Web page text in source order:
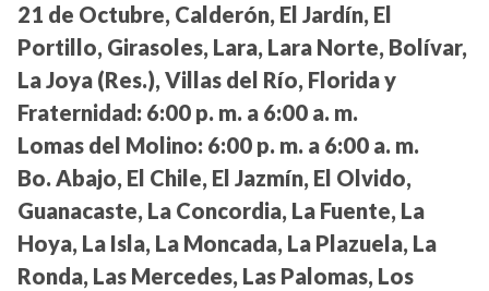
21 de Octubre, Calderón, El Jardín, El
Portillo, Girasoles, Lara, Lara Norte, Bolívar,
La Joya (Res.), Villas del Río, Florida y
Fraternidad: 6:00 p. m. a 6:00 a. m.
Lomas del Molino: 6:00 p. m. a 6:00 a. m.
Bo. Abajo, El Chile, El Jazmín, El Olvido,
Guanacaste, La Concordia, La Fuente, La
Hoya, La Isla, La Moncada, La Plazuela, La
Ronda, Las Mercedes, Las Palomas, Los